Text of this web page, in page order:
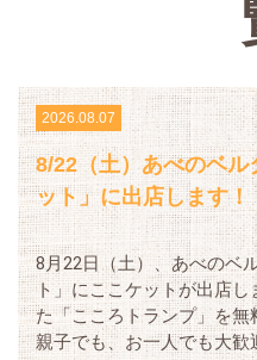
2026.08.07
8/22（土）あべのベ
ット」に出店します！
8月22日（土）、あべのベ
ト」にここケットが出店
た「こころトランプ」を
親子でも、お一人でも大歓